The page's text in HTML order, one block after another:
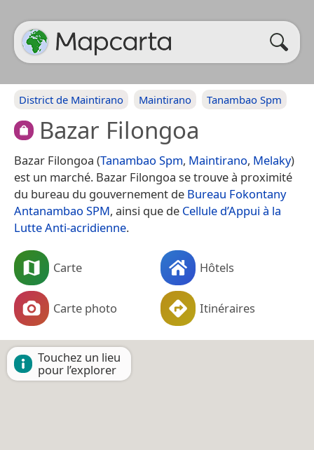
District de Maintirano Maintirano Tanambao Spm
Bazar Filongoa
Bazar Filongoa (Tanambao Spm, Maintirano, Melaky)
est un marché. Bazar Filongoa se trouve à proximité
du bureau du gouvernement de Bureau Fokontany
Antanambao SPM, ainsi que de Cellule d’Appui à la
Lutte Anti-acridienne.
Carte Hôtels
Carte photo Itinéraires
Touchez un lieu
pour l’explorer